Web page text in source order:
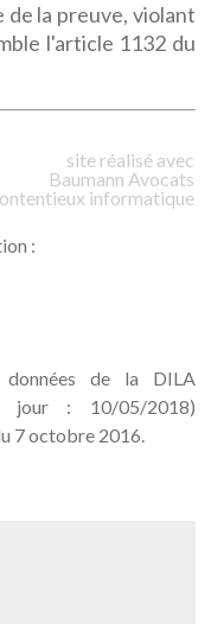
de la preuve, violant
l'article 1132 du
site réalisé avec
Baumann Avocats
informatique
:
de la DILA
jour : 10/05/2018)
7 octobre 2016.